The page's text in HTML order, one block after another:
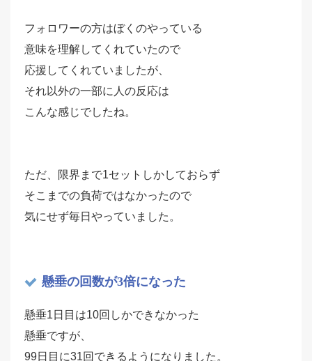
フォロワーの方はぼくのやっている
意味を理解してくれていたので
応援してくれていましたが、
それ以外の一部に人の反応は
こんな感じでしたね。
ただ、限界まで1セットしかしておらず
そこまでの負荷ではなかったので
気にせず毎日やっていました。
懸垂の回数が3倍になった
懸垂1日目は10回しかできなかった
懸垂ですが、
99日目に31回できるようになりました。